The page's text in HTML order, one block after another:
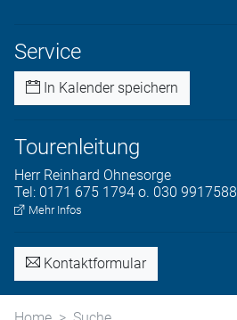
Service
In Kalender speichern
Tourenleitung
Herr Reinhard Ohnesorge
Tel: 0171 675 1794 o. 030 9917588
Mehr Infos
Kontaktformular